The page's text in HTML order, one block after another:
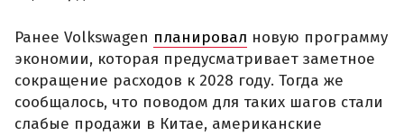
Ранее Volkswagen планировал новую программу
экономии, которая предусматривает заметное
сокращение расходов к 2028 году. Тогда же
сообщалось, что поводом для таких шагов стали
слабые продажи в Китае, американские